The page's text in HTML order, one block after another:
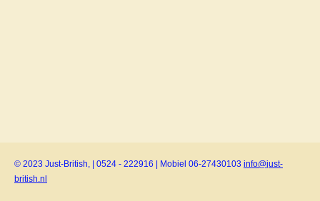
© 2023 Just-British, | 0524 - 222916 | Mobiel 06-27430103 info@just-
british.nl